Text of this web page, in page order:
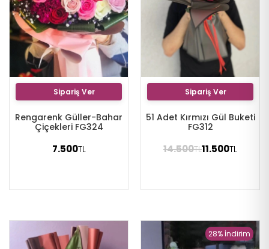
Sipariş Ver
Rengarenk Güller-Bahar
Çiçekleri FG324
7.500TL
Sipariş Ver
51 Adet Kırmızı Gül Buketi
FG312
14.500TL11.500TL
28% İndirim